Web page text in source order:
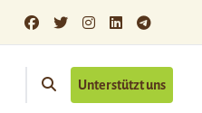
Unterstützt uns